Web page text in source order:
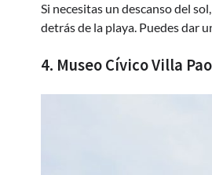
Si necesitas un descanso del
detrás de la playa. Puedes dar
4. Museo Cívico Villa